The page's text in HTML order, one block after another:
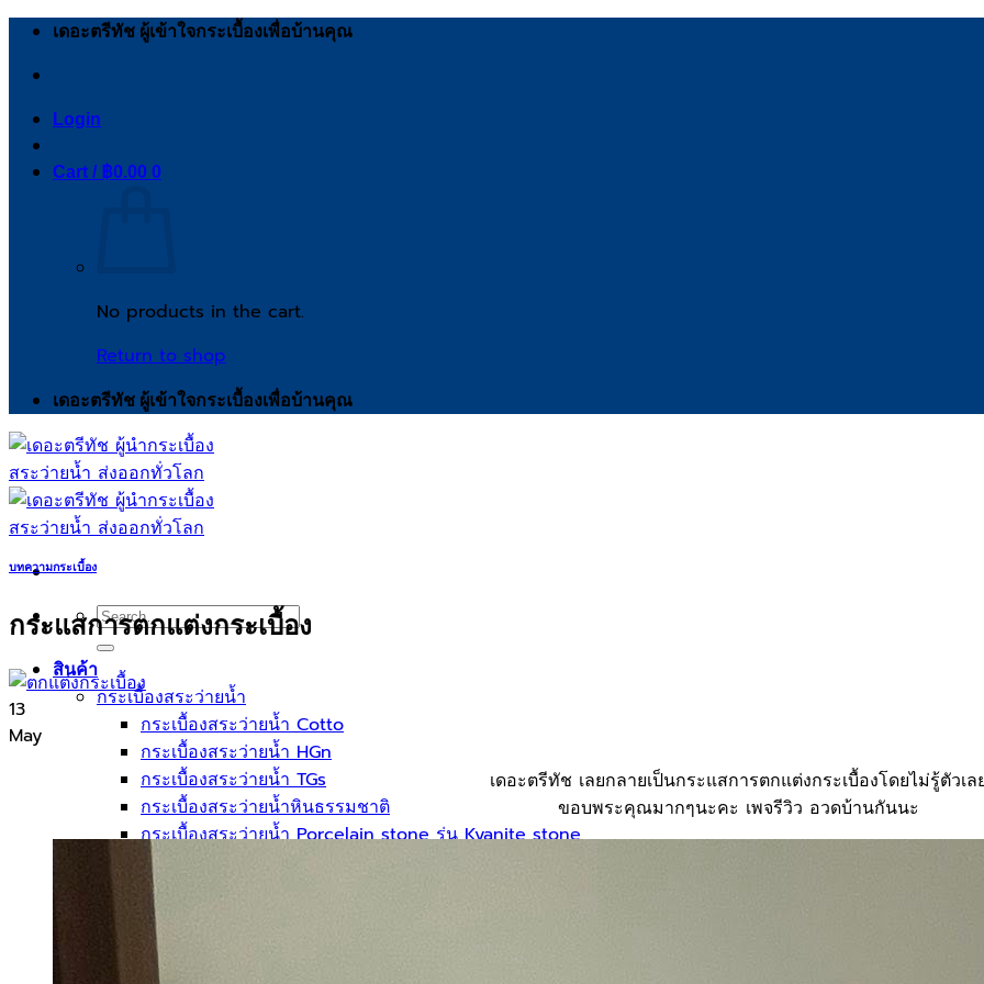
Skip
content
เดอะตรีทัช ผู้เข้าใจกระเบื้องเพื่อบ้านคุณ
Login
Cart / ฿0.00 0
No products in the cart.
Return to shop
เดอะตรีทัช ผู้เข้าใจกระเบื้องเพื่อบ้านคุณ
Search
for:
สินค้า
กระเบื้องสระว่ายนํ้า
กระเบื้องสระว่ายน้ำ Cotto
กระเบื้องสระว่ายน้ำ HGn
กระเบื้องสระว่ายน้ำ TGs
กระเบื้องสระว่ายน้ำหินธรรมชาติ
กระเบื้องสระว่ายนํ้า Porcelain stone รุ่น Kyanite stone
กระเบื้องขอบสระว่ายน้ำ
กระเบื้องลายโบราณ
กระเบื้องSubway
กระเบื้องเคนไซ
แกรนิตโต้ ไทล์
บทความกระเบื้อง
กระแสการตกแต่งกระเบื้อง
13
May
เดอะตรีทัช เลยกลายเป็นกระแสการตกแต่งกระเบื้องโดยไม่รู้ตัวเล
ขอบพระคุณมากๆนะคะ เพจรีวิว อวดบ้านกันนะ